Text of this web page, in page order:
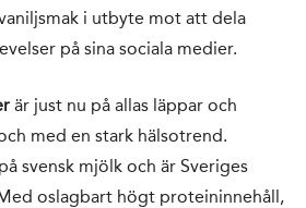
i utbyte mot att dela
på sina sociala medier.
är just nu på allas läppar och
med en stark hälsotrend.
svensk mjölk och är Sveriges
oslagbart högt proteininnehåll,